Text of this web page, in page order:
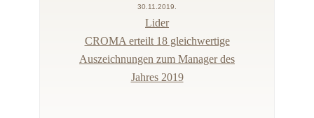
30.11.2019.
Lider
CROMA erteilt 18 gleichwertige
Auszeichnungen zum Manager des
Jahres 2019